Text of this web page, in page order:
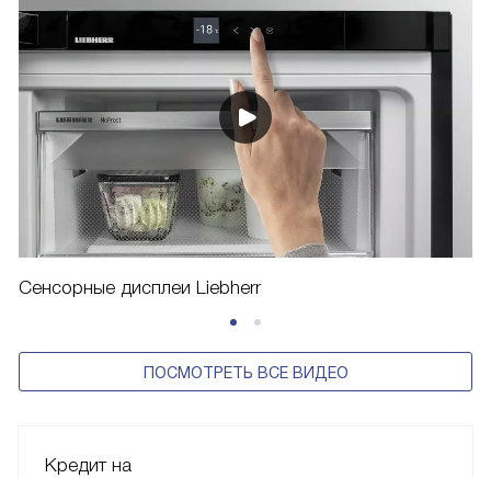
Сенсорные дисплеи Liebherr
ПОСМОТРЕТЬ ВСЕ ВИДЕО
Кредит на